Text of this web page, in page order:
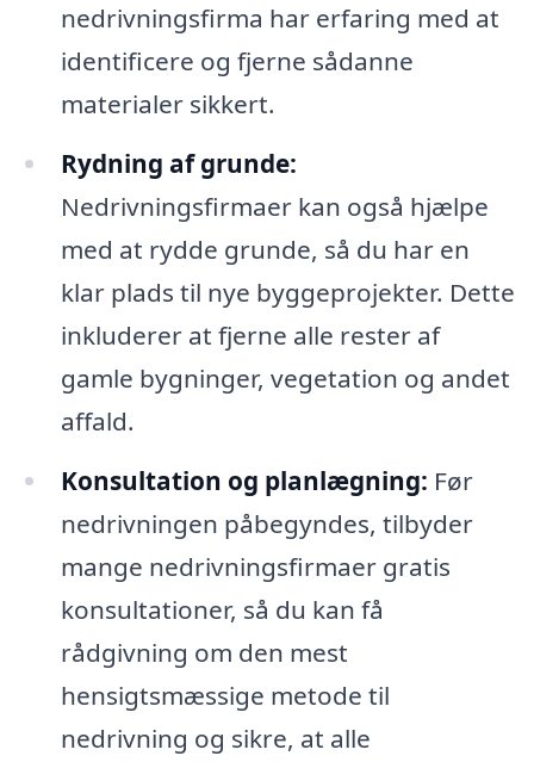
nedrivningsfirma har erfaring med at
identificere og fjerne sådanne
materialer sikkert.
Rydning af grunde:
Nedrivningsfirmaer kan også hjælpe
med at rydde grunde, så du har en
klar plads til nye byggeprojekter. Dette
inkluderer at fjerne alle rester af
gamle bygninger, vegetation og andet
affald.
Konsultation og planlægning: Før
nedrivningen påbegyndes, tilbyder
mange nedrivningsfirmaer gratis
konsultationer, så du kan få
rådgivning om den mest
hensigtsmæssige metode til
nedrivning og sikre, at alle